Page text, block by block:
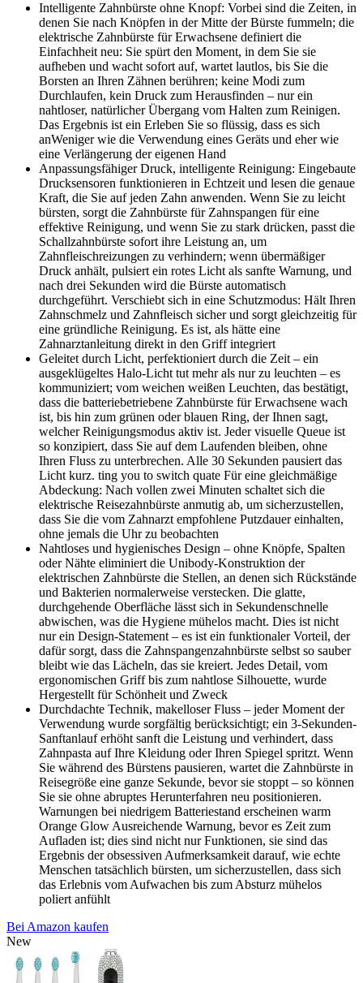
Intelligente Zahnbürste ohne Knopf: Vorbei sind die Zeiten, in
denen Sie nach Knöpfen in der Mitte der Bürste fummeln; die
elektrische Zahnbürste für Erwachsene definiert die
Einfachheit neu: Sie spürt den Moment, in dem Sie sie
aufheben und wacht sofort auf, wartet lautlos, bis Sie die
Borsten an Ihren Zähnen berühren; keine Modi zum
Durchlaufen, kein Druck zum Herausfinden – nur ein
nahtloser, natürlicher Übergang vom Halten zum Reinigen.
Das Ergebnis ist ein Erleben Sie so flüssig, dass es sich
anWeniger wie die Verwendung eines Geräts und eher wie
eine Verlängerung der eigenen Hand
Anpassungsfähiger Druck, intelligente Reinigung: Eingebaute
Drucksensoren funktionieren in Echtzeit und lesen die genaue
Kraft, die Sie auf jeden Zahn anwenden. Wenn Sie zu leicht
bürsten, sorgt die Zahnbürste für Zahnspangen für eine
effektive Reinigung, und wenn Sie zu stark drücken, passt die
Schallzahnbürste sofort ihre Leistung an, um
Zahnfleischreizungen zu verhindern; wenn übermäßiger
Druck anhält, pulsiert ein rotes Licht als sanfte Warnung, und
nach drei Sekunden wird die Bürste automatisch
durchgeführt. Verschiebt sich in eine Schutzmodus: Hält Ihren
Zahnschmelz und Zahnfleisch sicher und sorgt gleichzeitig für
eine gründliche Reinigung. Es ist, als hätte eine
Zahnarztanleitung direkt in den Griff integriert
Geleitet durch Licht, perfektioniert durch die Zeit – ein
ausgeklügeltes Halo-Licht tut mehr als nur zu leuchten – es
kommuniziert; vom weichen weißen Leuchten, das bestätigt,
dass die batteriebetriebene Zahnbürste für Erwachsene wach
ist, bis hin zum grünen oder blauen Ring, der Ihnen sagt,
welcher Reinigungsmodus aktiv ist. Jeder visuelle Queue ist
so konzipiert, dass Sie auf dem Laufenden bleiben, ohne
Ihren Fluss zu unterbrechen. Alle 30 Sekunden pausiert das
Licht kurz. ting you to switch quate Für eine gleichmäßige
Abdeckung: Nach vollen zwei Minuten schaltet sich die
elektrische Reisezahnbürste anmutig ab, um sicherzustellen,
dass Sie die vom Zahnarzt empfohlene Putzdauer einhalten,
ohne jemals die Uhr zu beobachten
Nahtloses und hygienisches Design – ohne Knöpfe, Spalten
oder Nähte eliminiert die Unibody-Konstruktion der
elektrischen Zahnbürste die Stellen, an denen sich Rückstände
und Bakterien normalerweise verstecken. Die glatte,
durchgehende Oberfläche lässt sich in Sekundenschnelle
abwischen, was die Hygiene mühelos macht. Dies ist nicht
nur ein Design-Statement – es ist ein funktionaler Vorteil, der
dafür sorgt, dass die Zahnspangenzahnbürste selbst so sauber
bleibt wie das Lächeln, das sie kreiert. Jedes Detail, vom
ergonomischen Griff bis zum nahtlose Silhouette, wurde
Hergestellt für Schönheit und Zweck
Durchdachte Technik, makelloser Fluss – jeder Moment der
Verwendung wurde sorgfältig berücksichtigt; ein 3-Sekunden-
Sanftanlauf erhöht sanft die Leistung und verhindert, dass
Zahnpasta auf Ihre Kleidung oder Ihren Spiegel spritzt. Wenn
Sie während des Bürstens pausieren, wartet die Zahnbürste in
Reisegröße eine ganze Sekunde, bevor sie stoppt – so können
Sie sie ohne abruptes Herunterfahren neu positionieren.
Warnungen bei niedrigem Batteriestand erscheinen warm
Orange Glow Ausreichende Warnung, bevor es Zeit zum
Aufladen ist; dies sind nicht nur Funktionen, sie sind das
Ergebnis der obsessiven Aufmerksamkeit darauf, wie echte
Menschen tatsächlich bürsten, um sicherzustellen, dass sich
das Erlebnis vom Aufwachen bis zum Absturz mühelos
poliert anfühlt
Bei Amazon kaufen
New